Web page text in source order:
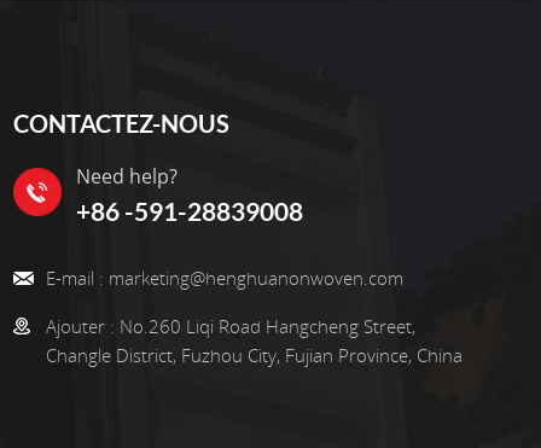
CONTACTEZ-NOUS
Need help?
+86 -591-28839008
E-mail : marketing@henghuanonwoven.com
Ajouter : No.260 Liqi Road Hangcheng Street,
Changle District, Fuzhou City, Fujian Province, China